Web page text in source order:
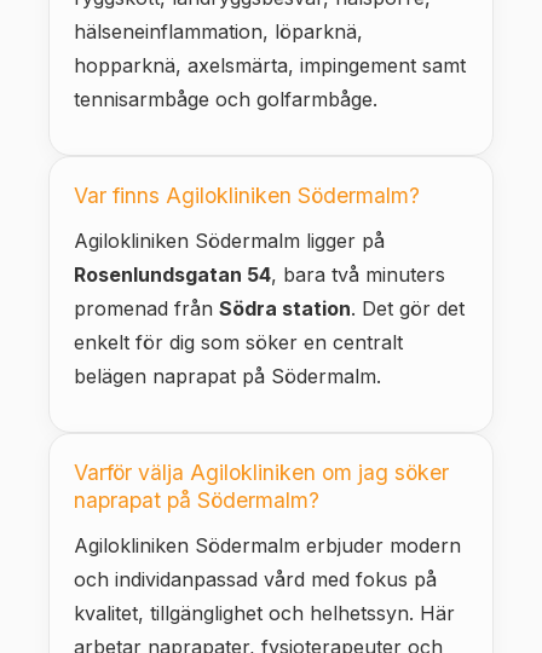
hälseneinflammation, löparknä,
hopparknä, axelsmärta, impingement samt
tennisarmbåge och golfarmbåge.
Var finns Agilokliniken Södermalm?
Agilokliniken Södermalm ligger på
Rosenlundsgatan 54, bara två minuters
promenad från Södra station. Det gör det
enkelt för dig som söker en centralt
belägen naprapat på Södermalm.
Varför välja Agilokliniken om jag söker
naprapat på Södermalm?
Agilokliniken Södermalm erbjuder modern
och individanpassad vård med fokus på
kvalitet, tillgänglighet och helhetssyn. Här
arbetar naprapater, fysioterapeuter och